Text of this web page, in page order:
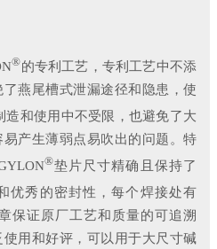
®的专利工艺，专利工艺中不添
燕尾槽式泄漏途径和隐患，使
造和使用中不受限，也避免了大
产生薄弱点易吹出的问题。特
®垫片尺寸精确且保持了
优秀的密封性，每个焊接处有
保证原厂工艺和质量的可追溯
用和好评，可以用于大尺寸碱